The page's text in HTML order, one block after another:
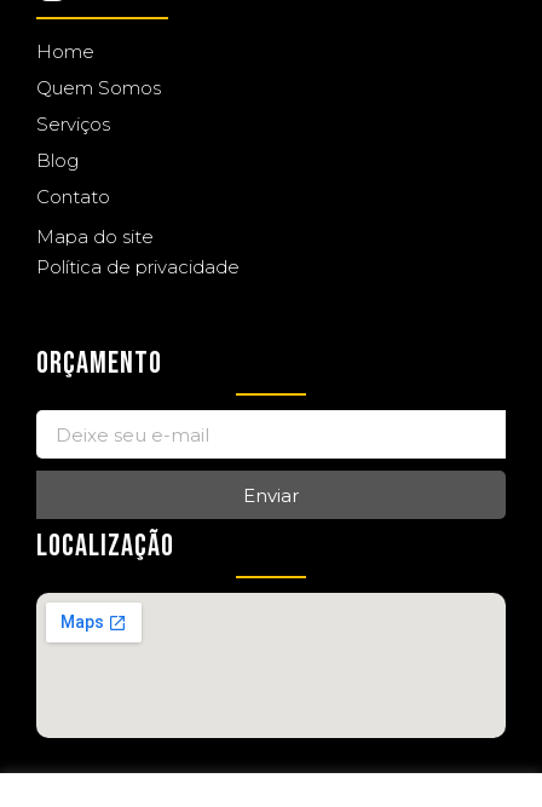
Home
Quem Somos
Serviços
Blog
Contato
Mapa do site
Política de privacidade
ORÇAMENTO
Enviar
LOCALIZAÇÃO